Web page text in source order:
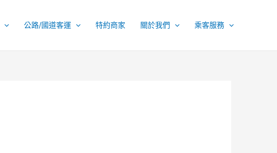
公路/國道客運 特約商家 關於我們 乘客服務